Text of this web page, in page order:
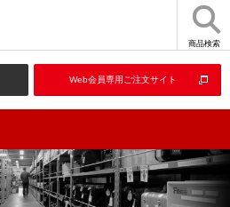
商品検索
Web会員専用ご注文サイト